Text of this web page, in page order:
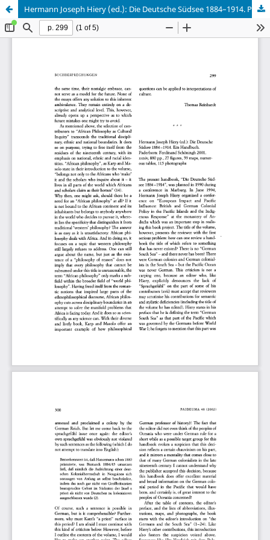
Hermann Joseph Hiery (ed.): Die Deutsche Südsee 1884–1914. Paderborn 2000